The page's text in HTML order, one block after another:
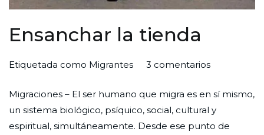
Ensanchar la tienda
Por
Ciudad
Nueva
Publicada
31
de
mayo
Publicada
Enfoque
Etiquetada como Migrantes 3 comentariosen
la
tienda
Migraciones – El ser humano que migra es en sí mismo,
un sistema biológico, psíquico, social, cultural y
espiritual, simultáneamente. Desde ese punto de